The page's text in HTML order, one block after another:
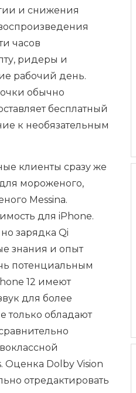
и снижения
часов
ридеры и
рабочий день.
обычно
бесплатный
к необязательным
клиенты сразу же
мороженого,
Messina.
для iPhone.
зарядка Qi
знания и опыт
потенциальным
12 имеют
для более
только обладают
Оценка Dolby Vision
отредактировать